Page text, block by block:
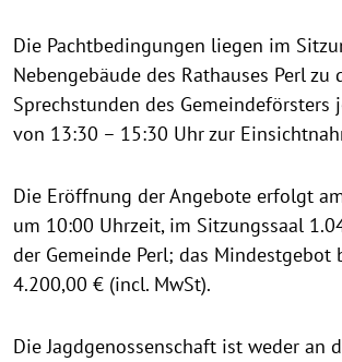
Die Pachtbedingungen liegen im
Nebengebäude des Rathauses Perl zu
Sprechstunden des Gemeindeförsters
von 13:30 – 15:30 Uhr zur
Die Eröffnung der Angebote erfolgt
um 10:00 Uhrzeit, im Sitzungssaal
der Gemeinde Perl; das Mindestgebot
4.200,00 € (incl. MwSt).
Die Jagdgenossenschaft ist weder an